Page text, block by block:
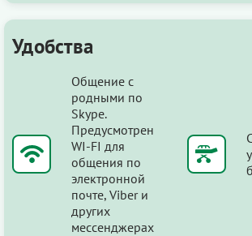
Удобства
Общение с
родными по
Skype.
Предусмотрен
WI-FI для
общения по
электронной
почте, Viber и
других
мессенджерах